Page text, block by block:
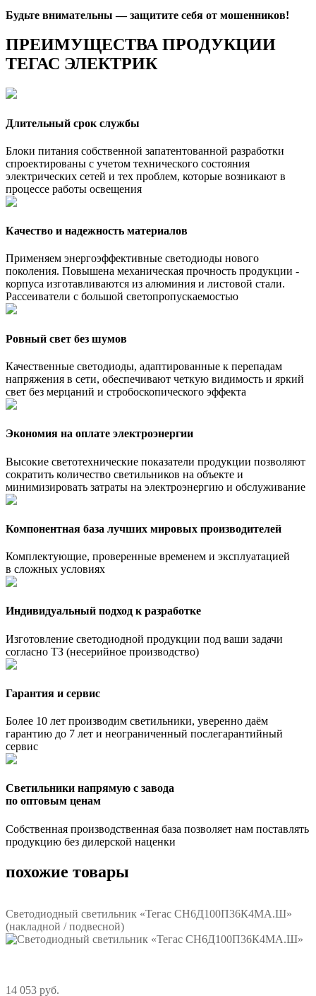
Будьте внимательны — защитите себя от мошенников!
ПРЕИМУЩЕСТВА ПРОДУКЦИИ
ТЕГАС ЭЛЕКТРИК
Длительный срок службы
Блоки питания собственной запатентованной разработки
спроектированы с учетом технического состояния
электрических сетей и тех проблем, которые возникают в
процессе работы освещения
Качество и надежность материалов
Применяем энергоэффективные светодиоды нового
поколения. Повышена механическая прочность продукции -
корпуса изготавливаются из алюминия и листовой стали.
Рассеиватели с большой светопропускаемостью
Ровный свет без шумов
Качественные светодиоды, адаптированные к перепадам
напряжения в сети, обеспечивают четкую видимость и яркий
свет без мерцаний и стробоскопического эффекта
Экономия на оплате электроэнергии
Высокие светотехнические показатели продукции позволяют
сократить количество светильников на объекте и
минимизировать затраты на электроэнергию и обслуживание
Компонентная база лучших мировых производителей
Комплектующие, проверенные временем и эксплуатацией
в сложных условиях
Индивидуальный подход к разработке
Изготовление светодиодной продукции под ваши задачи
согласно ТЗ (несерийное производство)
Гарантия и сервис
Более 10 лет производим светильники, уверенно даём
гарантию до 7 лет и неограниченный послегарантийный
сервис
Светильники напрямую с завода
по оптовым ценам
Собственная производственная база позволяет нам поставлять
продукцию без дилерской наценки
похожие товары
Светодиодный светильник «Тегас СН6Д100П36К4МА.Ш»
(накладной / подвесной)
14 053 руб.